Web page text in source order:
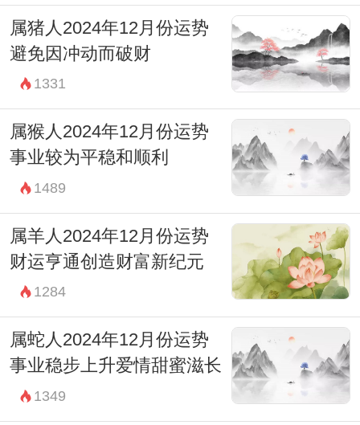
属猪人2024年12月份运势
避免因冲动而破财
1331
属猴人2024年12月份运势
事业较为平稳和顺利
1489
属羊人2024年12月份运势
财运亨通创造财富新纪元
1284
属蛇人2024年12月份运势
事业稳步上升爱情甜蜜滋长
1349